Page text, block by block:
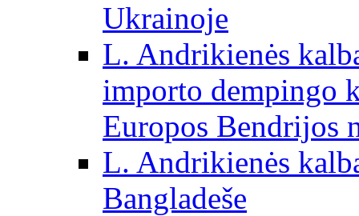
Ukrainoje
L. Andrikienės
importo dempingo
Europos Bendrijos
L. Andrikienės
Bangladeše